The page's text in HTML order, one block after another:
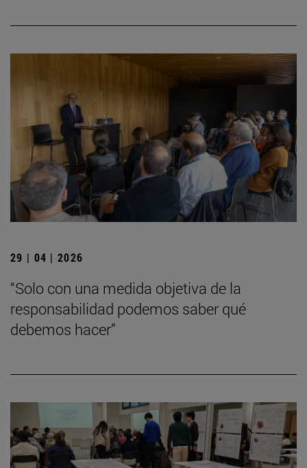
29 | 04 | 2026
“Solo con una medida objetiva de la
responsabilidad podemos saber qué
debemos hacer”